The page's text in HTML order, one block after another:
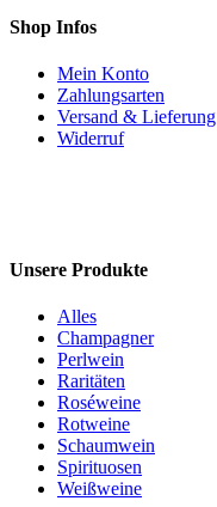
Shop Infos
Mein Konto
Zahlungsarten
Versand & Lieferung
Widerruf
Unsere Produkte
Alles
Champagner
Perlwein
Raritäten
Roséweine
Rotweine
Schaumwein
Spirituosen
Weißweine